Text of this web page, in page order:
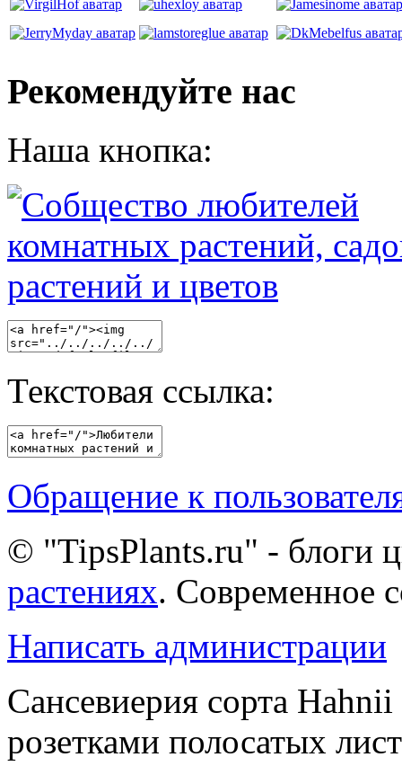
Рекомендуйте нас
Наша кнопка:
Текстовая ссылка:
Обращение к
© "TipsPlants.ru" - блоги
растениях. Современное
Написать администрации
Сансевиерия сорта
розетками полосатых